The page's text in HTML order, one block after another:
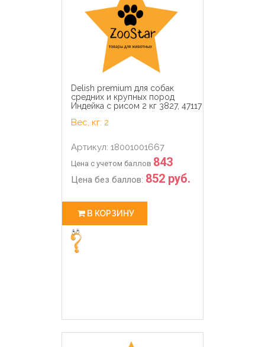
Delish premium для собак
средних и крупных пород
Индейка с рисом 2 кг 3827, 47117
Вес, кг: 2
Артикул: 18001001667
Цена с учетом баллов 843
Цена без баллов: 852 руб.
В КОРЗИНУ